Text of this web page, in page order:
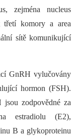
zejména nucleus
třetí komory a area
sítě komunikující
GnRH vylučovány
hormon (FSH).
zodpovědné za
estradiolu (E2),
B a glykoproteinu